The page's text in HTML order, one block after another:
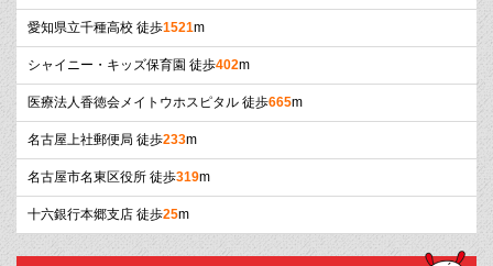
愛知県立千種高校 徒歩1521m
シャイニー・キッズ保育園 徒歩402m
医療法人香徳会メイトウホスピタル 徒歩665m
名古屋上社郵便局 徒歩233m
名古屋市名東区役所 徒歩319m
十六銀行本郷支店 徒歩25m